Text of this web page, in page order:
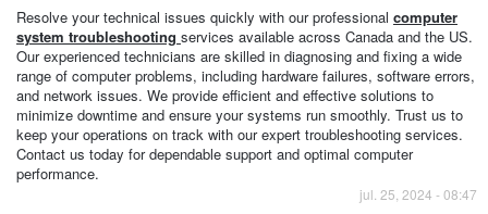
Resolve your technical issues quickly with our professional computer
system troubleshooting services available across Canada and the US.
Our experienced technicians are skilled in diagnosing and fixing a wide
range of computer problems, including hardware failures, software errors,
and network issues. We provide efficient and effective solutions to
minimize downtime and ensure your systems run smoothly. Trust us to
keep your operations on track with our expert troubleshooting services.
Contact us today for dependable support and optimal computer
performance.
jul. 25, 2024 - 08:47